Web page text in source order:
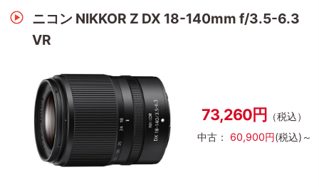
ニコン NIKKOR Z DX 18-140mm f/3.5-6.3
VR
73,260円 （税込）
中古： 60,900円(税込)～